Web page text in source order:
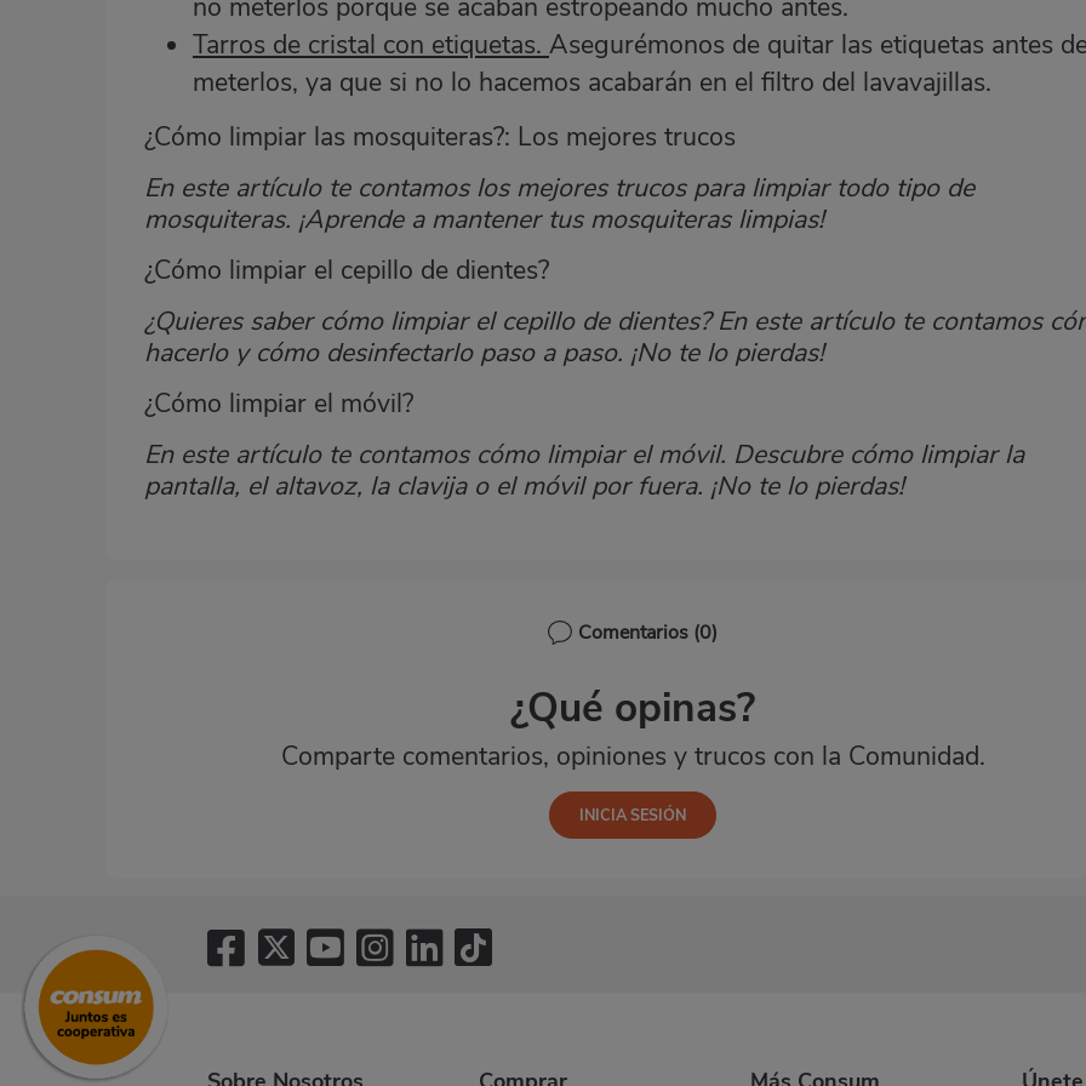
no meterlos porque se acaban estropeando mucho antes.
Tarros de cristal con etiquetas. Asegurémonos de quitar las etiquetas antes
meterlos, ya que si no lo hacemos acabarán en el filtro del lavavajillas.
¿Cómo limpiar las mosquiteras?: Los mejores trucos
En este artículo te contamos los mejores trucos para limpiar todo tipo de
mosquiteras. ¡Aprende a mantener tus mosquiteras limpias!
¿Cómo limpiar el cepillo de dientes?
¿Quieres saber cómo limpiar el cepillo de dientes? En este artículo te contamos
hacerlo y cómo desinfectarlo paso a paso. ¡No te lo pierdas!
¿Cómo limpiar el móvil?
En este artículo te contamos cómo limpiar el móvil. Descubre cómo limpiar la
pantalla, el altavoz, la clavija o el móvil por fuera. ¡No te lo pierdas!
Comentarios (0)
¿Qué opinas?
Comparte comentarios, opiniones y trucos con la Comunidad.